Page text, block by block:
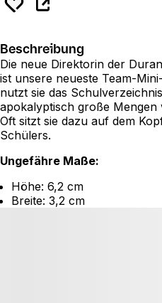
Beschreibung
Die neue Direktorin der
ist unsere neueste Team-
nutzt sie das
apokalyptisch große
Oft sitzt sie dazu auf dem
Schülers.
Ungefähre Maße:
Höhe: 6,2 cm
Breite: 3,2 cm